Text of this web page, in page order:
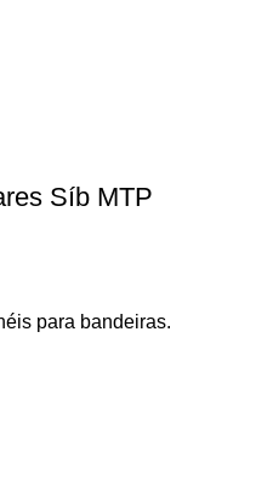
Síb MTP
para bandeiras.